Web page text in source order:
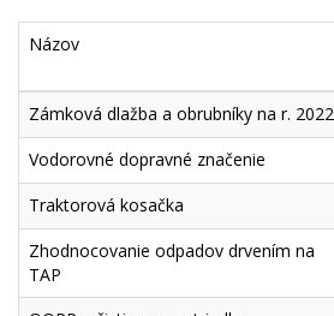
Názov
Zámková dlažba a obrubníky na r. 2022
Vodorovné dopravné značenie
Traktorová kosačka
Zhodnocovanie odpadov drvením na
TAP